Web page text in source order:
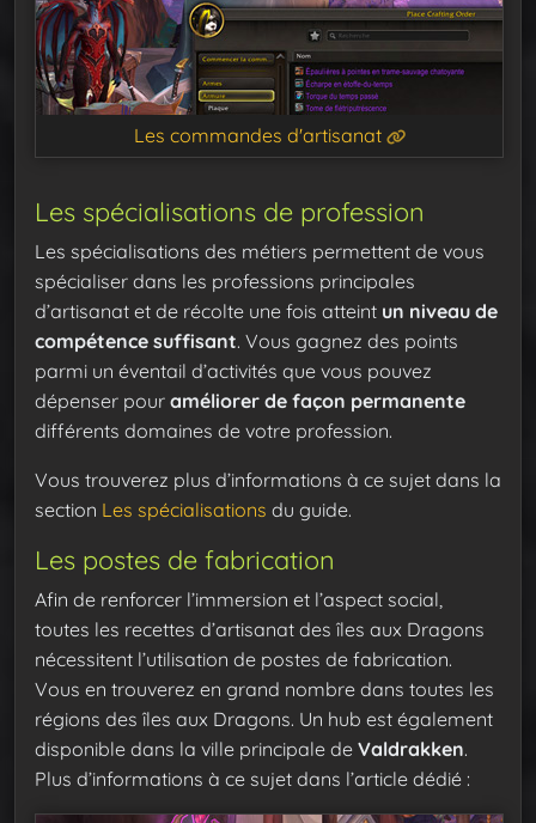
Les commandes d'artisanat
Les spécialisations de profession
Les spécialisations des métiers permettent de vous
spécialiser dans les professions principales
d’artisanat et de récolte une fois atteint un niveau de
compétence suffisant. Vous gagnez des points
parmi un éventail d’activités que vous pouvez
dépenser pour améliorer de façon permanente
différents domaines de votre profession.
Vous trouverez plus d’informations à ce sujet dans la
section Les spécialisations du guide.
Les postes de fabrication
Afin de renforcer l’immersion et l’aspect social,
toutes les recettes d’artisanat des îles aux Dragons
nécessitent l’utilisation de postes de fabrication.
Vous en trouverez en grand nombre dans toutes les
régions des îles aux Dragons. Un hub est également
disponible dans la ville principale de Valdrakken.
Plus d’informations à ce sujet dans l’article dédié :